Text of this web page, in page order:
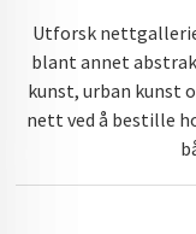
Utforsk
blant annet
kunst, urban kunst
nett ved å bestille